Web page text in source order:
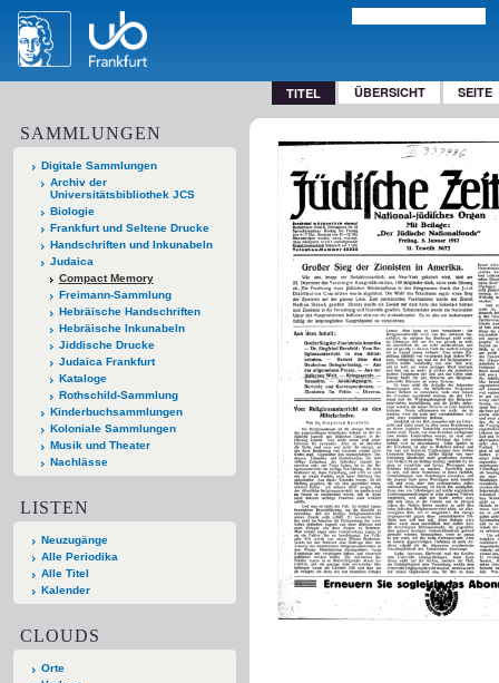
TITEL ÜBERSICHT SEITE
SAMMLUNGEN
Digitale Sammlungen
Archiv der
Universitätsbibliothek JCS
Biologie
Frankfurt und Seltene Drucke
Handschriften und Inkunabeln
Judaica
Compact Memory
Freimann-Sammlung
Hebräische Handschriften
Hebräische Inkunabeln
Jiddische Drucke
Judaica Frankfurt
Kataloge
Rothschild-Sammlung
Kinderbuchsammlungen
Koloniale Sammlungen
Musik und Theater
Nachlässe
LISTEN
Neuzugänge
Alle Periodika
Alle Titel
Kalender
CLOUDS
Orte